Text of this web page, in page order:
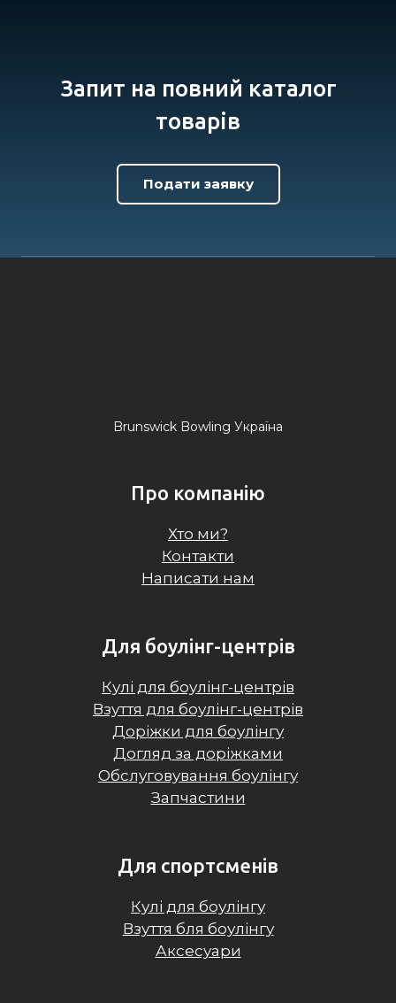
Запит на повний каталог
товарів
Подати заявку
Brunswick Bowling Україна
Про компанію
Хто ми?
Контакти
Написати нам
Для боулінг-центрів
Кулі для боулінг-центрів
Взуття для боулінг-центрів
Доріжки для боулінгу
Догляд за доріжками
Обслуговування боулінгу
Запчастини
Для спортсменів
Кулі для боулінгу
Взуття бля боулінгу
Аксесуари